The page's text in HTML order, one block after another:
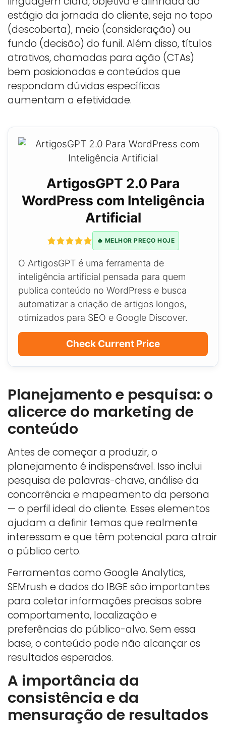
estágio da jornada do cliente, seja no topo
(descoberta), meio (consideração) ou
fundo (decisão) do funil. Além disso, títulos
atrativos, chamadas para ação (CTAs)
bem posicionadas e conteúdos que
respondam dúvidas específicas
aumentam a efetividade.
ArtigosGPT 2.0 Para
WordPress com Inteligência
Artificial
🔥 MELHOR PREÇO HOJE
O ArtigosGPT é uma ferramenta de
inteligência artificial pensada para quem
publica conteúdo no WordPress e busca
automatizar a criação de artigos longos,
otimizados para SEO e Google Discover.
Check Current Price
Planejamento e pesquisa: o
alicerce do marketing de
conteúdo
Antes de começar a produzir, o
planejamento é indispensável. Isso inclui
pesquisa de palavras-chave, análise da
concorrência e mapeamento da persona
— o perfil ideal do cliente. Esses elementos
ajudam a definir temas que realmente
interessam e que têm potencial para atrair
o público certo.
Ferramentas como Google Analytics,
SEMrush e dados do IBGE são importantes
para coletar informações precisas sobre
comportamento, localização e
preferências do público-alvo. Sem essa
base, o conteúdo pode não alcançar os
resultados esperados.
A importância da
consistência e da
mensuração de resultados